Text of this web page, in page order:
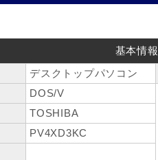
基本情報
デスクトップパソコン
DOS/V
TOSHIBA
PV4XD3KC